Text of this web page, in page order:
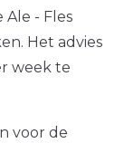
Ale - Fles
Het advies
week te
voor de